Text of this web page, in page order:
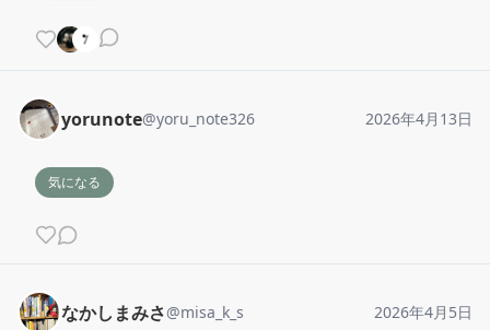
yorunote@yoru_note326 2026年4月13日
気になる
なかしまみさ@misa_k_s 2026年4月5日